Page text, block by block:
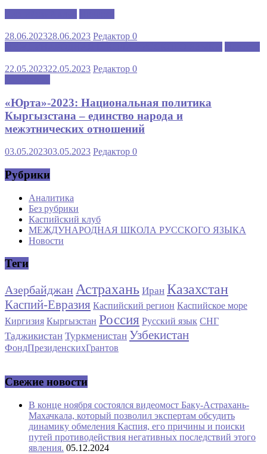
28.06.202328.06.2023 Редактор 0
22.05.202322.05.2023 Редактор 0
«Юрта»-2023: Национальная политика
Кыргызстана – единство народа и
межэтнических отношений
03.05.202303.05.2023 Редактор 0
Рубрики
Аналитика
Без рубрики
Каспийский клуб
МЕЖДУНАРОДНАЯ ШКОЛА РУССКОГО ЯЗЫКА
Новости
Теги
Азербайджан Астрахань Иран Казахстан
Каспий-Евразия Каспийский регион Каспийское море
Киргизия Кыргызстан Россия Русский язык СНГ
Таджикистан Туркменистан Узбекистан
ФондПрезиденскихГрантов
Свежие новости
В конце ноября состоялся видеомост Баку-Астрахань-
Махачкала, который позволил экспертам обсудить
динамику обмеления Каспия, его причины и поиски
путей противодействия негативных последствий этого
явления. 05.12.2024